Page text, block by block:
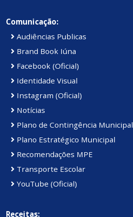
Comunicação:
Audiências Publicas
Brand Book Iúna
Facebook (Oficial)
Identidade Visual
Instagram (Oficial)
Notícias
Plano de Contingência Municipal
Plano Estratégico Municipal
Recomendações MPE
Transporte Escolar
YouTube (Oficial)
Receitas: